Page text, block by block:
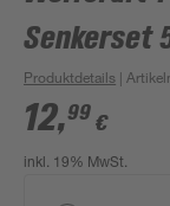
Senkerset
Produktdetails |
12,99 €
inkl. 19% MwSt.